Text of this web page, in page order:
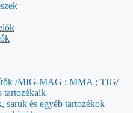
/MIG-MAG ; MMA ; TIG/
tartozékaik
saruk és egyéb tartozékok